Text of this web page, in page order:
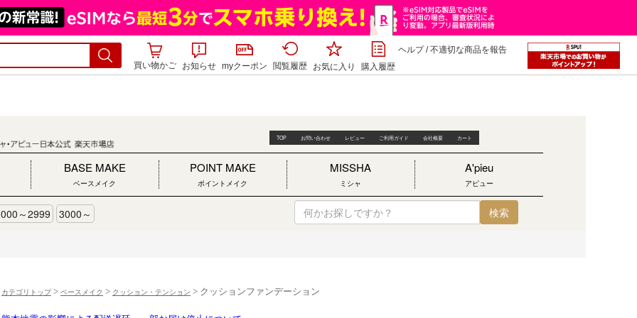
買い物かご お知らせ myクーポン 閲覧履歴 お気に入り 購入履歴
ヘルプ/不適切な商品を報告
カテゴリトップ> ベースメイク > クッション・テンション > クッションファンデーション